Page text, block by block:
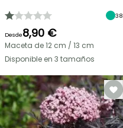
38
Desde8,90 €
Maceta de 12 cm / 13 cm
Disponible en 3 tamaños